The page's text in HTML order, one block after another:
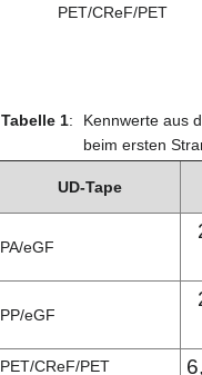
PET/CReF/PET
Tabelle 1:
Kennwerte aus
beim ersten
UD-Tape
PA/eGF
PP/eGF
PET/CReF/PET